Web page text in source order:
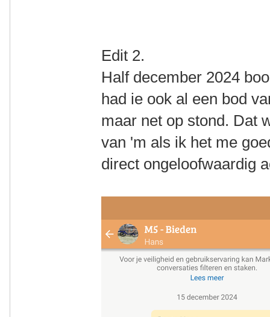
Edit 2.
Half december 2024
had ie ook al een bod
maar net op stond. Dat
van 'm als ik het me
direct ongeloofwaardig